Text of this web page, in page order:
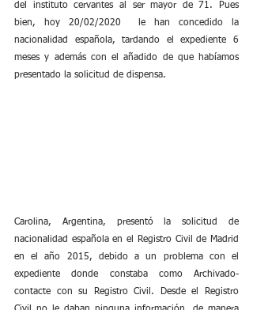
del instituto cervantes al ser mayor de 71. Pues
bien, hoy 20/02/2020  le han concedido la
nacionalidad española, tardando el expediente 6
meses y además con el añadido de que habíamos
presentado la solicitud de dispensa.
Carolina, Argentina, presentó la solicitud de
nacionalidad española en el Registro Civil de Madrid
en el año 2015, debido a un problema con el
expediente donde constaba como Archivado-
contacte con su Registro Civil. Desde el Registro